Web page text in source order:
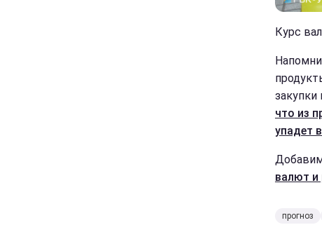
Курс
что из
упадет
валют и
прогноз